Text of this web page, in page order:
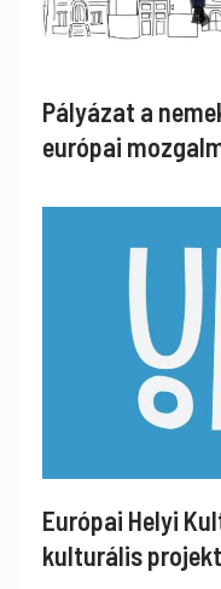
Pályázat a
európai
Európai Helyi
kulturális